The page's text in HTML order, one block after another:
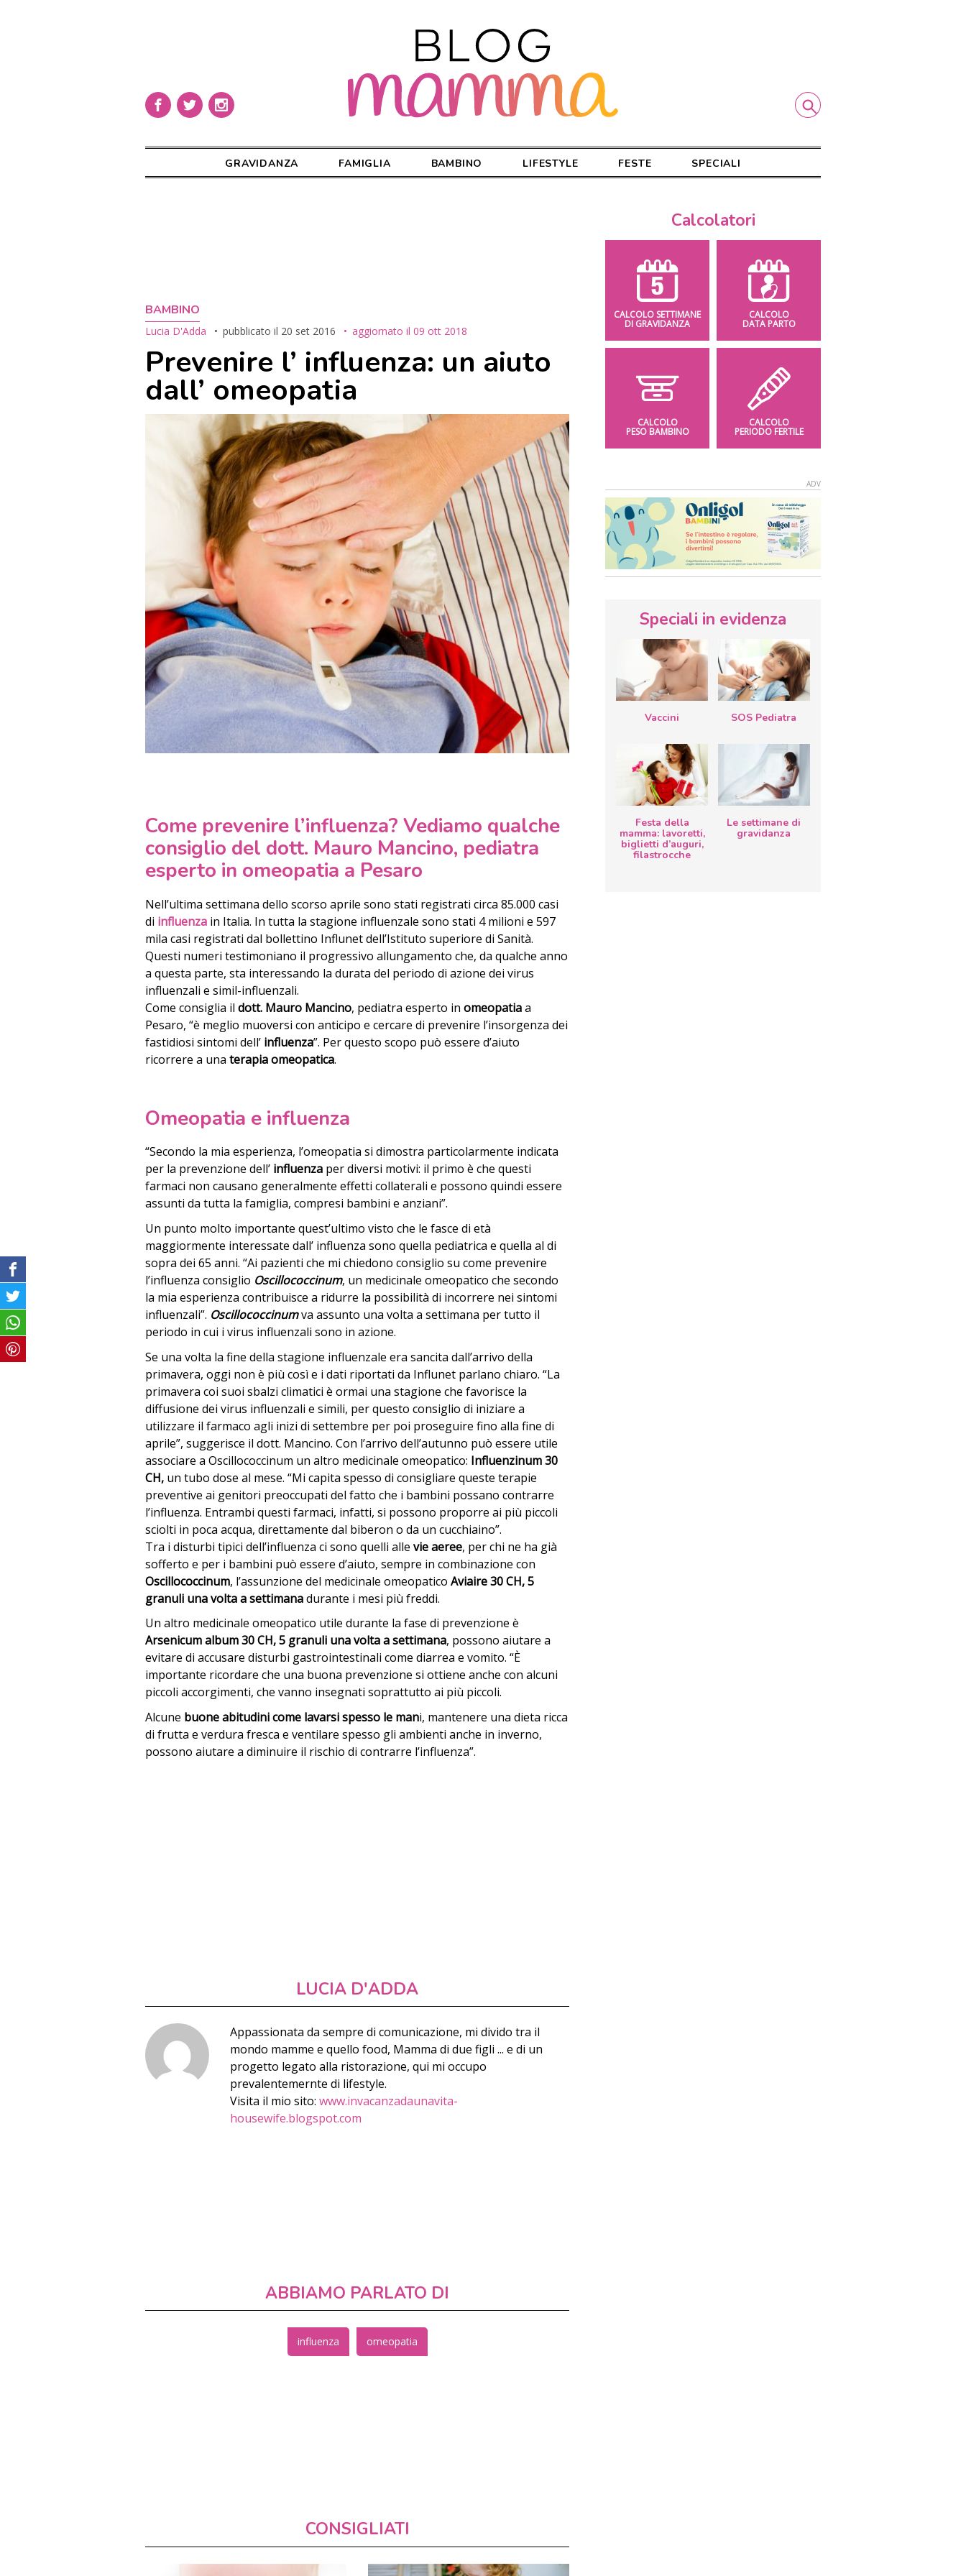
GRAVIDANZA FAMIGLIA BAMBINO LIFESTYLE FESTE SPECIALI
BAMBINO
Lucia D'Adda pubblicato il 20 set 2016 aggiornato il 09 ott 2018
Prevenire l’ influenza: un aiuto
dall’ omeopatia
Come prevenire l’influenza? Vediamo qualche
consiglio del dott. Mauro Mancino, pediatra
esperto in omeopatia a Pesaro
Nell’ultima settimana dello scorso aprile sono stati registrati circa 85.000 casi
di influenza in Italia. In tutta la stagione influenzale sono stati 4 milioni e 597
mila casi registrati dal bollettino Influnet dell’Istituto superiore di Sanità.
Questi numeri testimoniano il progressivo allungamento che, da qualche anno
a questa parte, sta interessando la durata del periodo di azione dei virus
influenzali e simil-influenzali.
Come consiglia il dott. Mauro Mancino, pediatra esperto in omeopatiaa
Pesaro, “è meglio muoversi con anticipo e cercare di prevenire l’insorgenza dei
fastidiosi sintomi dell’ influenza”. Per questo scopo può essere d’aiuto
ricorrere a una terapia omeopatica.
Omeopatia e influenza
“Secondo la mia esperienza, l’omeopatia si dimostra particolarmente indicata
per la prevenzione dell’ influenza per diversi motivi: il primo è che questi
farmaci non causano generalmente effetti collaterali e possono quindi essere
assunti da tutta la famiglia, compresi bambini e anziani”.
Un punto molto importante quest’ultimo visto che le fasce di età
maggiormente interessate dall’ influenza sono quella pediatrica e quella al di
sopra dei 65 anni. “Ai pazienti che mi chiedono consiglio su come prevenire
l’influenza consiglio Oscillococcinum, un medicinale omeopatico che secondo
la mia esperienza contribuisce a ridurre la possibilità di incorrere nei sintomi
influenzali”. Oscillococcinumva assunto una volta a settimana per tutto il
periodo in cui i virus influenzali sono in azione.
Se una volta la fine della stagione influenzale era sancita dall’arrivo della
primavera, oggi non è più così e i dati riportati da Influnet parlano chiaro. “La
primavera coi suoi sbalzi climatici è ormai una stagione che favorisce la
diffusione dei virus influenzali e simili, per questo consiglio di iniziare a
utilizzare il farmaco agli inizi di settembre per poi proseguire fino alla fine di
aprile”, suggerisce il dott. Mancino. Con l’arrivo dell’autunno può essere utile
associare a Oscillococcinum un altro medicinale omeopatico: Influenzinum 30
CH, un tubo dose al mese. “Mi capita spesso di consigliare queste terapie
preventive ai genitori preoccupati del fatto che i bambini possano contrarre
l’influenza. Entrambi questi farmaci, infatti, si possono proporre ai più piccoli
sciolti in poca acqua, direttamente dal biberon o da un cucchiaino”.
Tra i disturbi tipici dell’influenza ci sono quelli alle vie aeree, per chi ne ha già
sofferto e per i bambini può essere d’aiuto, sempre in combinazione con
Oscillococcinum, l’assunzione del medicinale omeopatico Aviaire 30 CH, 5
granuli una volta a settimanadurante i mesi più freddi.
Un altro medicinale omeopatico utile durante la fase di prevenzione è
Arsenicum album 30 CH, 5 granuli una volta a settimana, possono aiutare a
evitare di accusare disturbi gastrointestinali come diarrea e vomito. “È
importante ricordare che una buona prevenzione si ottiene anche con alcuni
piccoli accorgimenti, che vanno insegnati soprattutto ai più piccoli.
Alcune buone abitudini come lavarsi spesso le mani, mantenere una dieta ricca
di frutta e verdura fresca e ventilare spesso gli ambienti anche in inverno,
possono aiutare a diminuire il rischio di contrarre l’influenza”.
LUCIA D'ADDA
Appassionata da sempre di comunicazione, mi divido tra il
mondo mamme e quello food, Mamma di due figli ... e di un
progetto legato alla ristorazione, qui mi occupo
prevalentemernte di lifestyle.
Visita il mio sito: www.invacanzadaunavita-
housewife.blogspot.com
ABBIAMO PARLATO DI
influenza omeopatia
CONSIGLIATI
Calcolatori
CALCOLO SETTIMANE
DI GRAVIDANZA
CALCOLO
DATA PARTO
CALCOLO
PESO BAMBINO
CALCOLO
PERIODO FERTILE
Speciali in evidenza
Vaccini SOS Pediatra
Festa della
mamma: lavoretti,
biglietti d’auguri,
filastrocche
Le settimane di
gravidanza